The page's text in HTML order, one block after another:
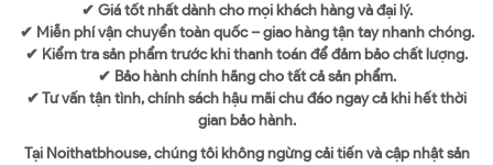
✔ Giá tốt nhất dành cho mọi khách hàng và đại lý.
✔ Miễn phí vận chuyển toàn quốc – giao hàng tận tay nhanh chóng.
✔ Kiểm tra sản phẩm trước khi thanh toán để đảm bảo chất lượng.
✔ Bảo hành chính hãng cho tất cả sản phẩm.
✔ Tư vấn tận tình, chính sách hậu mãi chu đáo ngay cả khi hết thời
gian bảo hành.
Tại Noithatbhouse, chúng tôi không ngừng cải tiến và cập nhật sản